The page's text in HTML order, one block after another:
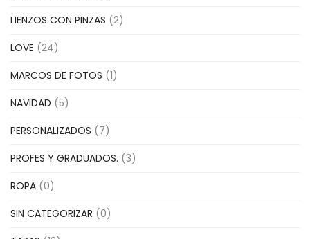
LIENZOS CON PINZAS (2)
LOVE (24)
MARCOS DE FOTOS (1)
NAVIDAD (5)
PERSONALIZADOS (7)
PROFES Y GRADUADOS. (3)
ROPA (0)
SIN CATEGORIZAR (0)